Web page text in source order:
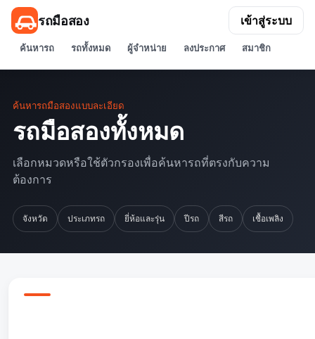
รถมือสอง
ค้นหารถ รถทั้งหมด ผู้จำหน่าย ลงประกาศ สมาชิก
เข้าสู่ระบบ
ค้นหารถมือสองแบบละเอียด
รถมือสองทั้งหมด
เลือกหมวดหรือใช้ตัวกรองเพื่อค้นหารถที่ตรงกับความ
ต้องการ
จังหวัด ประเภทรถ ยี่ห้อและรุ่น ปีรถ สีรถ เชื้อเพลิง